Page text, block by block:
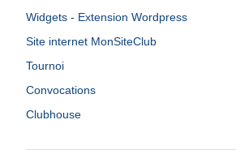
Widgets - Extension Wordpress
Site internet MonSiteClub
Tournoi
Convocations
Clubhouse